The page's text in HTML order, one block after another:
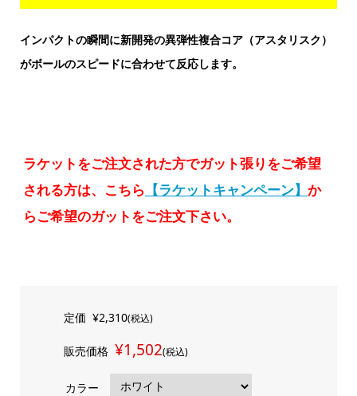
インパクトの瞬間に新開発の異弾性複合コア（アスタリスク）
がボールのスピードに合わせて反応します。
ラケットをご注文された方でガット張りをご希望
される方は、こちら 【ラケットキャンペーン】 か
らご希望のガットをご注文下さい。
定価 ¥2,310(税込)
販売価格 ¥1,502(税込)
カラー